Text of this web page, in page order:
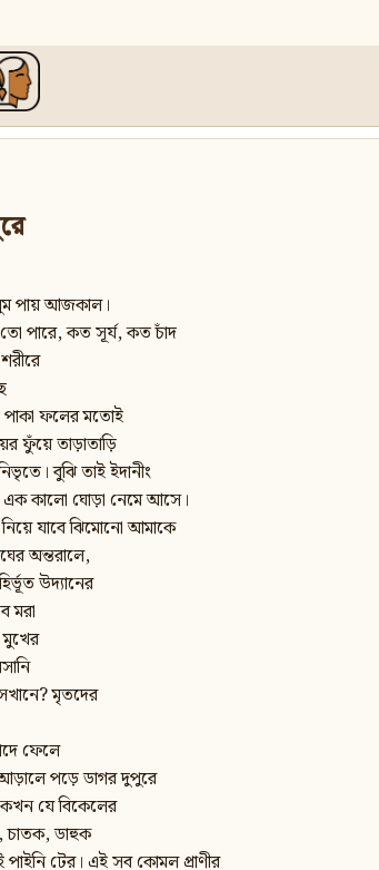
পায় আজকাল।
পারে, কত সূর্য, কত চাঁদ
পাকা ফলের মতোই
ফুঁয়ে তাড়াতাড়ি
বুঝি তাই ইদানীং
এক কালো ঘোড়া নেমে আসে।
যাবে ঝিমোনো আমাকে
অন্তরালে,
উদ্যানের
মরা
মুখের
মৃতদের
ফেলে
পড়ে ডাগর দুপুরে
যে বিকেলের
চাতক, ডাহুক
পাইনি টের। এই সব কোমল প্রাণীর